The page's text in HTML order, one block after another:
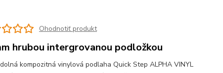
Ohodnotiť produkt
hrubou intergrovanou podložkou
kompozitná vinylová podlaha Quick Step ALPHA VINYL